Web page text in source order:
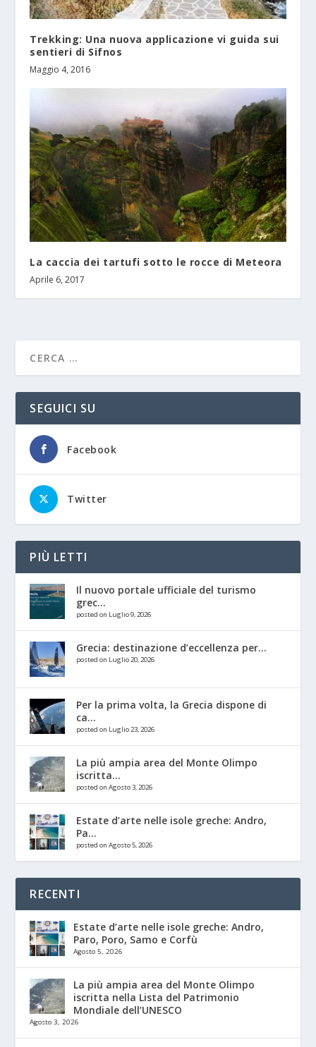
Trekking: Una nuova applicazione vi guida sui
sentieri di Sifnos
Maggio 4, 2016
La caccia dei tartufi sotto le rocce di Meteora
Aprile 6, 2017
SEGUICI SU
Facebook
Twitter
PIÙ LETTI
Il nuovo portale ufficiale del turismo
grec...
posted on Luglio 9, 2026
Grecia: destinazione d’eccellenza per...
posted on Luglio 20, 2026
Per la prima volta, la Grecia dispone di
ca...
posted on Luglio 23, 2026
La più ampia area del Monte Olimpo
iscritta...
posted on Agosto 3, 2026
Estate d’arte nelle isole greche: Andro,
Pa...
posted on Agosto 5, 2026
RECENTI
Estate d’arte nelle isole greche: Andro,
Paro, Poro, Samo e Corfù
Agosto 5, 2026
La più ampia area del Monte Olimpo
iscritta nella Lista del Patrimonio
Mondiale dell’UNESCO
Agosto 3, 2026